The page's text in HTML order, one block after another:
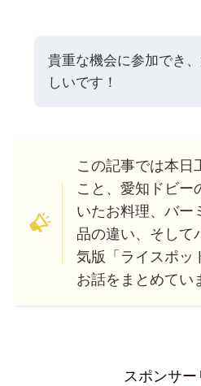
貴重な機会に参加でき
しいです！
この記事では本日
こと、愛知ドビー
いたお料理、バー
品の違い、そして
気版「ライスポッ
お話をまとめてい
スポンサー